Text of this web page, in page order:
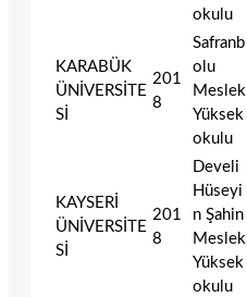
okulu
KARABÜK
ÜNİVERSİTE
Sİ
201
8
Safranb
olu
Meslek
Yüksek
okulu
KAYSERİ
ÜNİVERSİTE
Sİ
201
8
Develi
Hüseyi
n Şahin
Meslek
Yüksek
okulu